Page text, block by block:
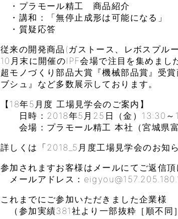
・プラモール精工 商品紹介
・講和：「無停止成形は可能になる」
・質疑応答
従来の開発商品(ガストース、レボスプル
10月末に開催のIPF会場で注目を集めまし
超モノづくり部品大賞『機械部品賞』受
ブシュ』など多数展示しております。
【18年5月度 工場見学会のご案内】
日時：2018年5月25日（金）13:30～
会場：プラモール精工 本社（宮城県富
詳しくは「2018_5月度工場見学会のお知
参加されますお客様はメールにてご返信頂
メールアドレス：
これまでにご参加いただきました企業様
（参加実績381社より一部抜粋［順不同